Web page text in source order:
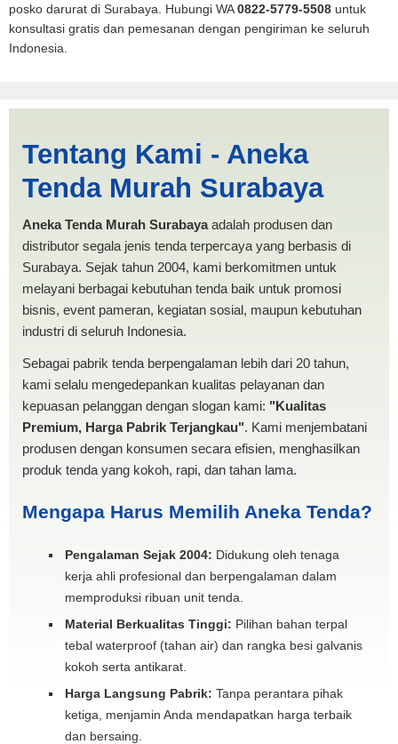
posko darurat di Surabaya. Hubungi WA0822-5779-5508 untuk
konsultasi gratis dan pemesanan dengan pengiriman ke seluruh
Indonesia.
PRODUKSI ANEKA TENDA
MURAH
Tentang Kami - Aneka
Tenda Murah Surabaya
Aneka Tenda Murah Surabayaadalah produsen dan
distributor segala jenis tenda terpercaya yang berbasis di
Surabaya. Sejak tahun 2004, kami berkomitmen untuk
melayani berbagai kebutuhan tenda baik untuk promosi
bisnis, event pameran, kegiatan sosial, maupun kebutuhan
industri di seluruh Indonesia.
Sebagai pabrik tenda berpengalaman lebih dari 20 tahun,
kami selalu mengedepankan kualitas pelayanan dan
kepuasan pelanggan dengan slogan kami: "Kualitas
Premium, Harga Pabrik Terjangkau". Kami menjembatani
produsen dengan konsumen secara efisien, menghasilkan
produk tenda yang kokoh, rapi, dan tahan lama.
Mengapa Harus Memilih Aneka Tenda?
Pengalaman Sejak 2004: Didukung oleh tenaga
kerja ahli profesional dan berpengalaman dalam
memproduksi ribuan unit tenda.
Material Berkualitas Tinggi: Pilihan bahan terpal
tebal waterproof (tahan air) dan rangka besi galvanis
kokoh serta antikarat.
Harga Langsung Pabrik: Tanpa perantara pihak
ketiga, menjamin Anda mendapatkan harga terbaik
dan bersaing.